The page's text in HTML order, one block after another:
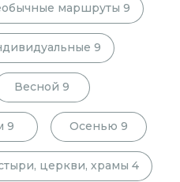
маршруты 9
9
Весной 9
9 Осенью 9
церкви, храмы 4